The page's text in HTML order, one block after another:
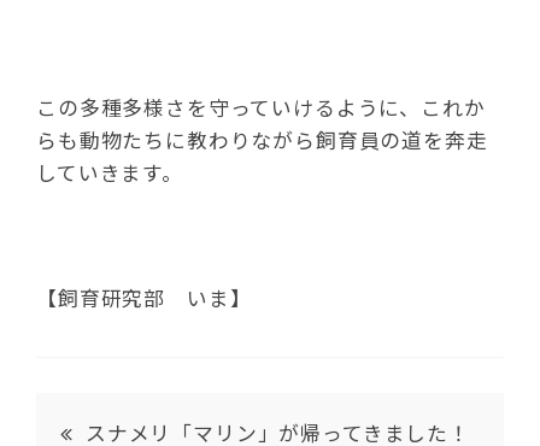
この多種多様さを守っていけるように、これか
らも動物たちに教わりながら飼育員の道を奔走
していきます。
【飼育研究部 いま】
スナメリ「マリン」が帰ってきました！